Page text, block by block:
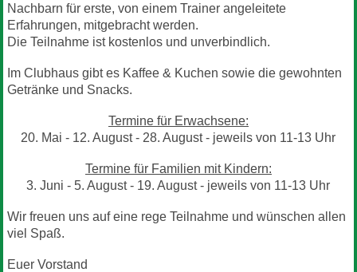
Nachbarn für erste, von einem Trainer angeleitete
Erfahrungen, mitgebracht werden.
Die Teilnahme ist kostenlos und unverbindlich.
Im Clubhaus gibt es Kaffee & Kuchen sowie die gewohnten
Getränke und Snacks.
Termine für Erwachsene:
20. Mai - 12. August - 28. August - jeweils von 11-13 Uhr
Termine für Familien mit Kindern:
3. Juni - 5. August - 19. August - jeweils von 11-13 Uhr
Wir freuen uns auf eine rege Teilnahme und wünschen allen
viel Spaß.
Euer Vorstand